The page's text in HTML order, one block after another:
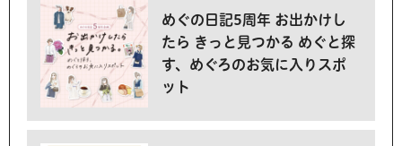
めぐの日記5周年 お出かけし
たら きっと見つかる めぐと探
す、めぐろのお気に入りスポ
ット